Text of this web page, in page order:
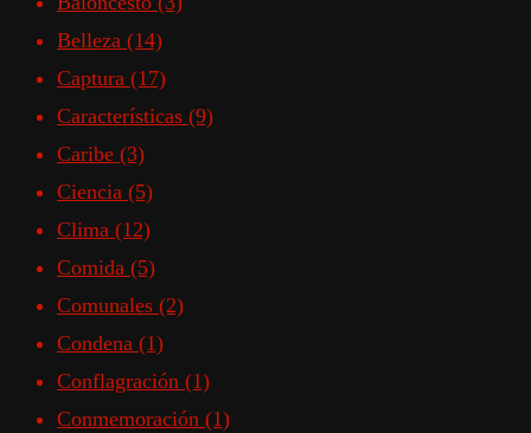
Belleza (14)
Captura (17)
Características (9)
Caribe (3)
Ciencia (5)
Clima (12)
Comida (5)
Comunales (2)
Condena (1)
Conflagración (1)
Conmemoración (1)